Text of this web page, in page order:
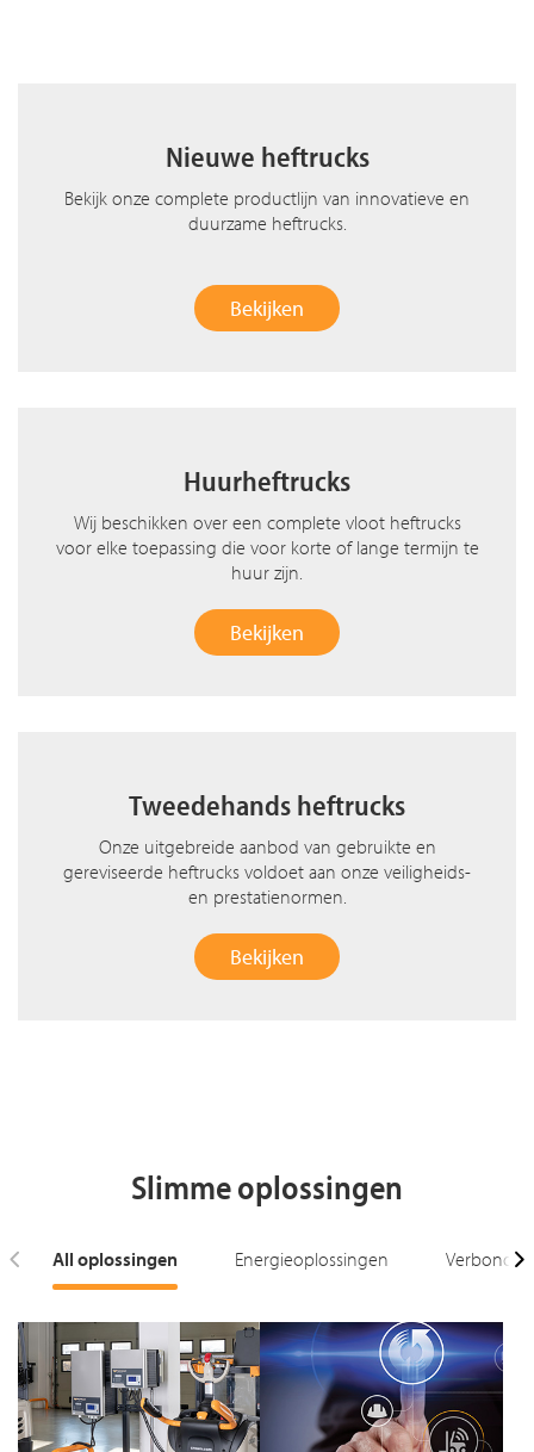
Nieuwe heftrucks
Bekijk onze complete productlijn van innovatieve en
duurzame heftrucks.
Bekijken
Huurheftrucks
Wij beschikken over een complete vloot heftrucks
voor elke toepassing die voor korte of lange termijn te
huur zijn.
Bekijken
Tweedehands heftrucks
Onze uitgebreide aanbod van gebruikte en
gereviseerde heftrucks voldoet aan onze veiligheids-
en prestatienormen.
Bekijken
Slimme oplossingen
All oplossingen Energieoplossingen